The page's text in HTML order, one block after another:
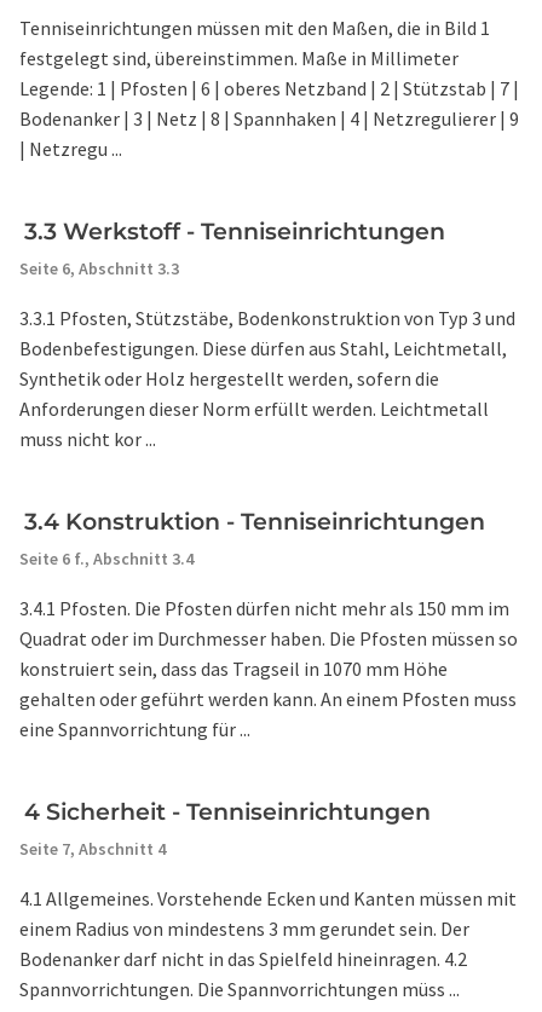
Tenniseinrichtungen müssen mit den Maßen, die in Bild 1
festgelegt sind, übereinstimmen. Maße in Millimeter
Legende: 1 | Pfosten | 6 | oberes Netzband | 2 | Stützstab | 7 |
Bodenanker | 3 | Netz | 8 | Spannhaken | 4 | Netzregulierer | 9
| Netzregu ...
3.3 Werkstoff - Tenniseinrichtungen
Seite 6, Abschnitt 3.3
3.3.1 Pfosten, Stützstäbe, Bodenkonstruktion von Typ 3 und
Bodenbefestigungen. Diese dürfen aus Stahl, Leichtmetall,
Synthetik oder Holz hergestellt werden, sofern die
Anforderungen dieser Norm erfüllt werden. Leichtmetall
muss nicht kor ...
3.4 Konstruktion - Tenniseinrichtungen
Seite 6 f., Abschnitt 3.4
3.4.1 Pfosten. Die Pfosten dürfen nicht mehr als 150 mm im
Quadrat oder im Durchmesser haben. Die Pfosten müssen so
konstruiert sein, dass das Tragseil in 1070 mm Höhe
gehalten oder geführt werden kann. An einem Pfosten muss
eine Spannvorrichtung für ...
4 Sicherheit - Tenniseinrichtungen
Seite 7, Abschnitt 4
4.1 Allgemeines. Vorstehende Ecken und Kanten müssen mit
einem Radius von mindestens 3 mm gerundet sein. Der
Bodenanker darf nicht in das Spielfeld hineinragen. 4.2
Spannvorrichtungen. Die Spannvorrichtungen müss ...